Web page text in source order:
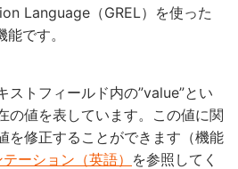
Language（GREL）を使った
です。
ストフィールド内の”value”とい
の値を表しています。この値に関
を修正することができます（機能
ーション（英語） を参照してく